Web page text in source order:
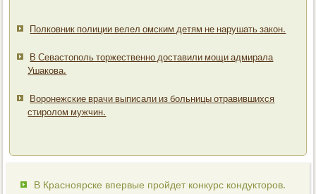
Полковник полиции велел омским детям не нарушать закон.
В Севастополь торжественно доставили мощи адмирала
Ушакова.
Воронежские врачи выписали из больницы отравившихся
стиролом мужчин.
В Красноярске впервые пройдет конкурс кондукторов.